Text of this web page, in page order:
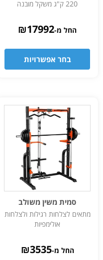
220 ק"ג משקל מובנה
החל מ- ₪17992
בחר אפשרויות
סמית משין משולב
מתאים לצלחות רגילות ולצלחות
אולימפיות
החל מ- ₪3535